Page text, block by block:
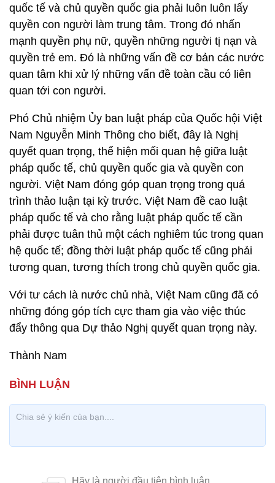
quốc tế và chủ quyền quốc gia phải luôn luôn lấy
quyền con người làm trung tâm. Trong đó nhấn
mạnh quyền phụ nữ, quyền những người tị nạn và
quyền trẻ em. Đó là những vấn đề cơ bản các nước
quan tâm khi xử lý những vấn đề toàn cầu có liên
quan tới con người.
Phó Chủ nhiệm Ủy ban luật pháp của Quốc hội Việt
Nam Nguyễn Minh Thông cho biết, đây là Nghị
quyết quan trọng, thể hiện mối quan hệ giữa luật
pháp quốc tế, chủ quyền quốc gia và quyền con
người. Việt Nam đóng góp quan trọng trong quá
trình thảo luận tại kỳ trước. Việt Nam đề cao luật
pháp quốc tế và cho rằng luật pháp quốc tế cần
phải được tuân thủ một cách nghiêm túc trong quan
hệ quốc tế; đồng thời luật pháp quốc tế cũng phải
tương quan, tương thích trong chủ quyền quốc gia.
Với tư cách là nước chủ nhà, Việt Nam cũng đã có
những đóng góp tích cực tham gia vào việc thúc
đẩy thông qua Dự thảo Nghị quyết quan trọng này.
Thành Nam